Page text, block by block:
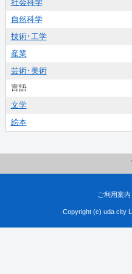
社会科学
自然科学
技術･工学
産業
芸術･美術
言語
文学
絵本
ご利用案内
Copyright (c) uda city